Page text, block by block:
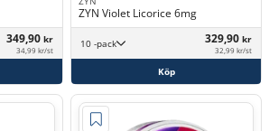
349,90 kr
34,99 kr/st
ZYN Violet Licorice 6mg
10 -pack 329,90 kr
32,99 kr/st
Köp